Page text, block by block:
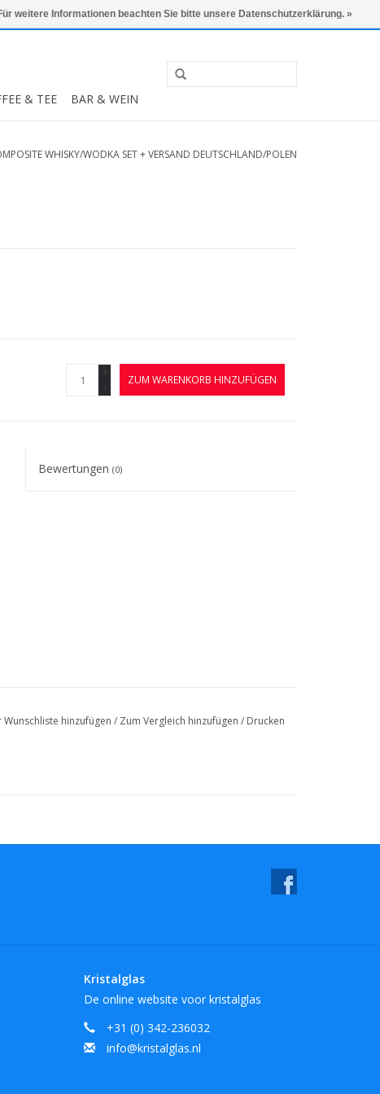
0 Artikel - €0,00 Mein Konto / Kundenkonto anlegen
& TEE BAR & WEIN
WHISKY/WODKA SET + VERSAND DEUTSCHLAND/POLEN
+
-
ZUM WARENKORB HINZUFÜGEN
Bewertungen(0)
Wunschliste hinzufügen / Zum Vergleich hinzufügen / Drucken
Kristalglas
De online website voor kristalglas
+31 (0) 342-236032
info@kristalglas.nl
weitere Informationen beachten Sie bitte unsere Datenschutzerklärung. »